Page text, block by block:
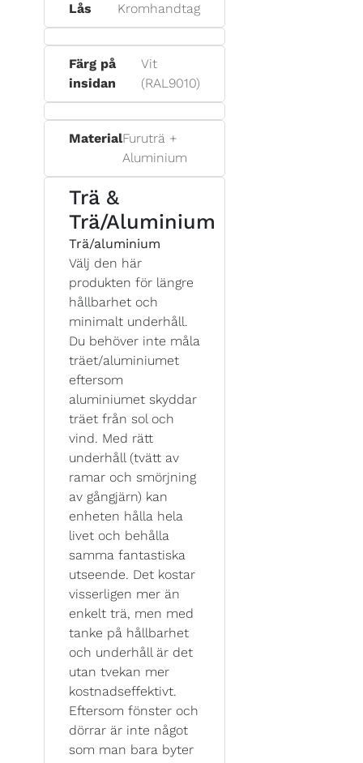
Lås Kromhandtag
Färg på
insidan
Vit
(RAL9010)
MaterialFuruträ +
Aluminium
Trä &
Trä/Aluminium
Trä/aluminium
Välj den här
produkten för längre
hållbarhet och
minimalt underhåll.
Du behöver inte måla
träet/aluminiumet
eftersom
aluminiumet skyddar
träet från sol och
vind. Med rätt
underhåll (tvätt av
ramar och smörjning
av gångjärn) kan
enheten hålla hela
livet och behålla
samma fantastiska
utseende. Det kostar
visserligen mer än
enkelt trä, men med
tanke på hållbarhet
och underhåll är det
utan tvekan mer
kostnadseffektivt.
Eftersom fönster och
dörrar är inte något
som man bara byter